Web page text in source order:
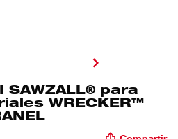
SAWZALL® para
WRECKER™